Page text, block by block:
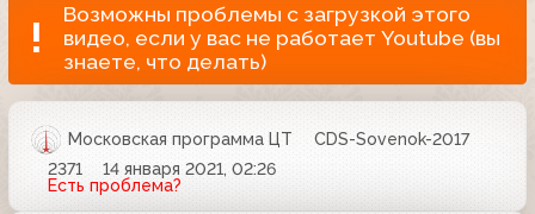
Возможны проблемы с загрузкой этого
видео, если у вас не работает Youtube (вы
знаете, что делать)
Московская программа ЦТ
CDS-Sovenok-2017
2371
14 января 2021, 02:26
Есть проблема?